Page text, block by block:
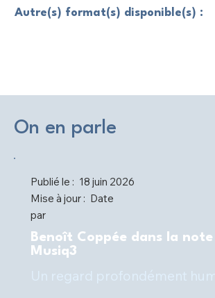
Autre(s) format(s) disponible(s) :
On en parle
Publié le : 18 juin 2026
Mise à jour : Date
par
Benoît Coppée dans la note
Musiq3